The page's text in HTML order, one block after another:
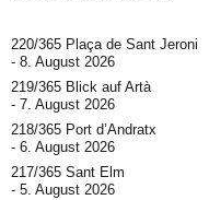
220/365 Plaça de Sant Jeroni
8. August 2026
219/365 Blick auf Artà
7. August 2026
218/365 Port d’Andratx
6. August 2026
217/365 Sant Elm
5. August 2026